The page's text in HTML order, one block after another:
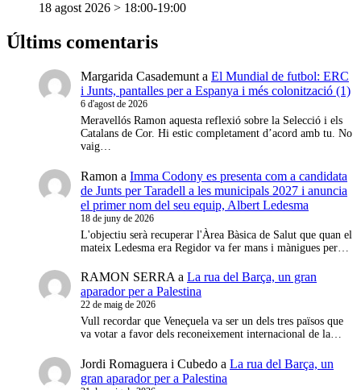
18 agost 2026 > 18:00-19:00
Últims comentaris
Margarida Casademunt a El Mundial de futbol: ERC
i Junts, pantalles per a Espanya i més colonització (1)
6 d'agost de 2026
Meravellós Ramon aquesta reflexió sobre la Selecció i els
Catalans de Cor. Hi estic completament d’acord amb tu. No
vaig…
Ramon a Imma Codony es presenta com a candidata
de Junts per Taradell a les municipals 2027 i anuncia
el primer nom del seu equip, Albert Ledesma
18 de juny de 2026
L'objectiu serà recuperar l'Àrea Bàsica de Salut que quan el
mateix Ledesma era Regidor va fer mans i mànigues per…
RAMON SERRAa La rua del Barça, un gran
aparador per a Palestina
22 de maig de 2026
Vull recordar que Veneçuela va ser un dels tres països que
va votar a favor dels reconeixement internacional de la…
Jordi Romaguera i Cubedo a La rua del Barça, un
gran aparador per a Palestina